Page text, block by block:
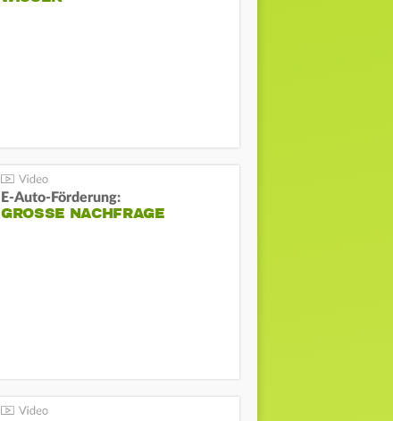
E-Auto-Förderung:
GROSSE NACHFRAGE